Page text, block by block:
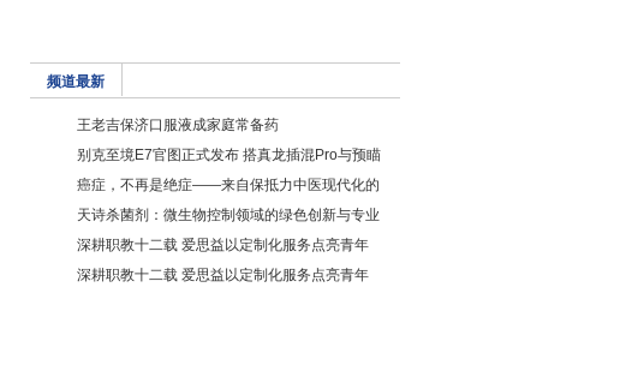
频道最新
王老吉保济口服液成家庭常备药
别克至境E7官图正式发布 搭真龙插混Pro与预瞄
癌症，不再是绝症——来自保抵力中医现代化的
天诗杀菌剂：微生物控制领域的绿色创新与专业
深耕职教十二载 爱思益以定制化服务点亮青年
深耕职教十二载 爱思益以定制化服务点亮青年